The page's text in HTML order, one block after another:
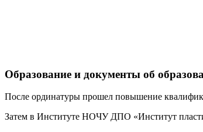
Образование и документы об
После ординатуры прошел повышение
Затем в Институте НОЧУ ДПО «Институт